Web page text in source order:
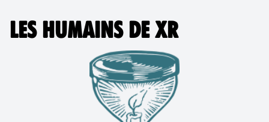
LES HUMAINS DE XR